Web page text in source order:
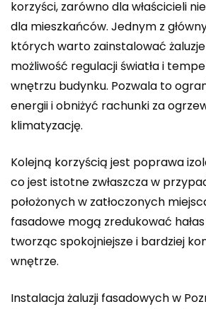
korzyści, zarówno dla właścicieli
dla mieszkańców. Jednym z
których warto zainstalować
możliwość regulacji światła i
wnętrzu budynku. Pozwala to
energii i obniżyć rachunki za
klimatyzację.
Kolejną korzyścią jest poprawa
co jest istotne zwłaszcza w
położonych w zatłoczonych
fasadowe mogą zredukować
tworząc spokojniejsze i bardziej
wnętrze.
Instalacja żaluzji fasadowych w